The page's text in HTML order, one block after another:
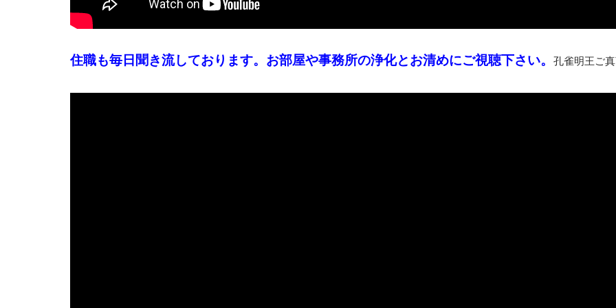
住職も毎日聞き流しております。お部屋や事務所の浄化とお清めにご視聴下さい。 孔雀明王ご